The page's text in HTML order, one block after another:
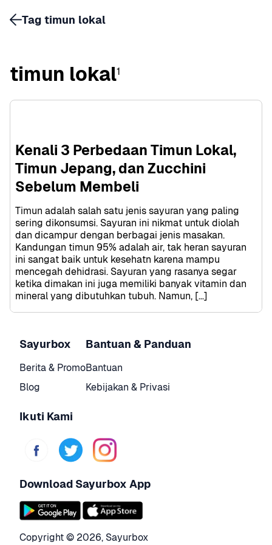
timun lokal1
Kenali 3 Perbedaan Timun Lokal,
Timun Jepang, dan Zucchini
Sebelum Membeli
Timun adalah salah satu jenis sayuran yang paling
sering dikonsumsi. Sayuran ini nikmat untuk diolah
dan dicampur dengan berbagai jenis masakan.
Kandungan timun 95% adalah air, tak heran sayuran
ini sangat baik untuk kesehatn karena mampu
mencegah dehidrasi. Sayuran yang rasanya segar
ketika dimakan ini juga memiliki banyak vitamin dan
mineral yang dibutuhkan tubuh. Namun, […]
Sayurbox
Berita & Promo
Blog
Bantuan & Panduan
Bantuan
Kebijakan & Privasi
Ikuti Kami
Download Sayurbox App
Copyright © 2026, Sayurbox
Tag timun lokal